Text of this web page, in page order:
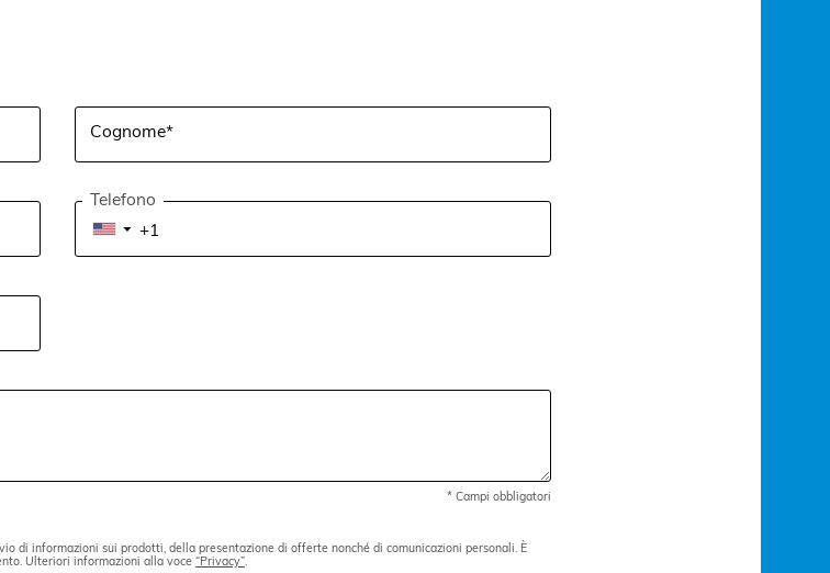
Cognome*
Telefono
▼
* Campi obbligatori
di informazioni sui prodotti, della presentazione di offerte nonché di comunicazioni personali. È
Ulteriori informazioni alla voce“Privacy”